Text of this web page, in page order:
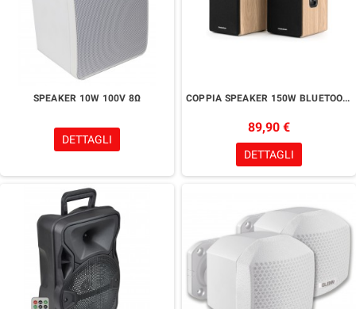
SPEAKER 10W 100V 8Ω
DETTAGLI
COPPIA SPEAKER 150W BLUETOOTH THOMSON WS902DUO
89,90 €
DETTAGLI